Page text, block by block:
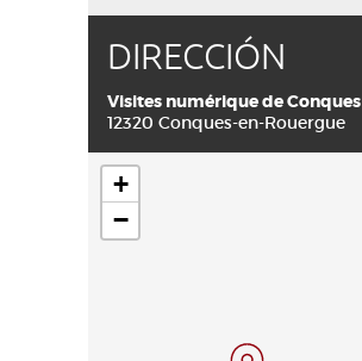
DIRECCIÓN
Visites numérique de Conques
12320 Conques-en-Rouergue
+
−